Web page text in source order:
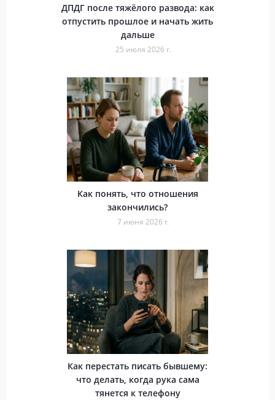
ДПДГ после тяжёлого развода: как
отпустить прошлое и начать жить
дальше
25 июля 2026 г.
Как понять, что отношения
закончились?
7 июня 2026 г.
Как перестать писать бывшему:
что делать, когда рука сама
тянется к телефону